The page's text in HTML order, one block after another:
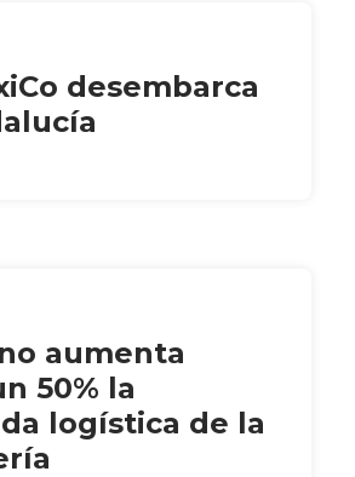
desembarca
aumenta
50% la
logística de la